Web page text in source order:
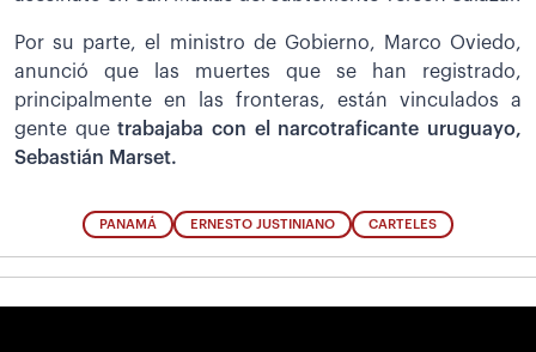
Por su parte, el ministro de Gobierno, Marco Oviedo,
anunció que las muertes que se han registrado,
principalmente en las fronteras, están vinculados a
gente quetrabajaba con el narcotraficante uruguayo,
Sebastián Marset.
PANAMÁ ERNESTO JUSTINIANO CARTELES